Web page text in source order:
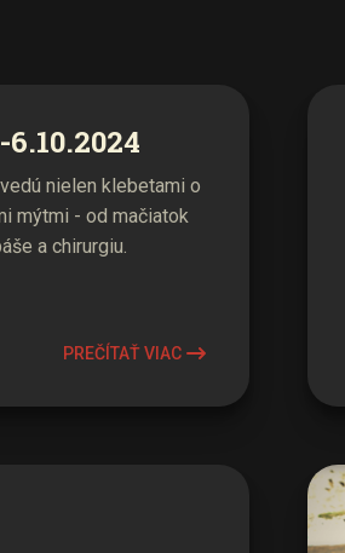
nielen klebetami o
mýtmi - od mačiatok
a chirurgiu.
PREČÍTAŤ VIAC